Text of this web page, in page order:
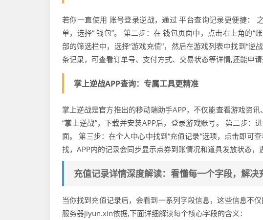
若你一直使用 账号登录逆战，通过 平台查询记录更便捷：
单，选择“ 钱包”。 第二步：在 钱包页面中，点击右上角的“
部的筛选栏中，选择“游戏充值”，然后在游戏列表中找到“
条记录，可查看订单号、支付方式、交易状态等详情,还能申请
掌上逆战APP查询：专属工具更精准
掌上逆战是官方推出的移动端助手APP，不仅能查看游戏资
“掌上逆战”，下载并安装APP后，登录游戏账号。 第二步：
面。 第三步：在个人中心中找到“充值记录”选项，点击即可
找，APP内的记录会同步显示点券到账情况和道具发放状态，
充值记录详情深度解读：看懂每一个字段，解决
当你找到充值记录后，会看到一系列字段信息，这些信息不
服务器jiyun.xin依据,下面详细解读每个核心字段的含义：